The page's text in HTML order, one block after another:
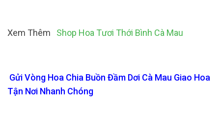
Xem Thêm Shop Hoa Tươi Thới Bình Cà Mau
Gửi Vòng Hoa Chia Buồn Đầm Dơi Cà Mau Giao Hoa
Tận Nơi Nhanh Chóng